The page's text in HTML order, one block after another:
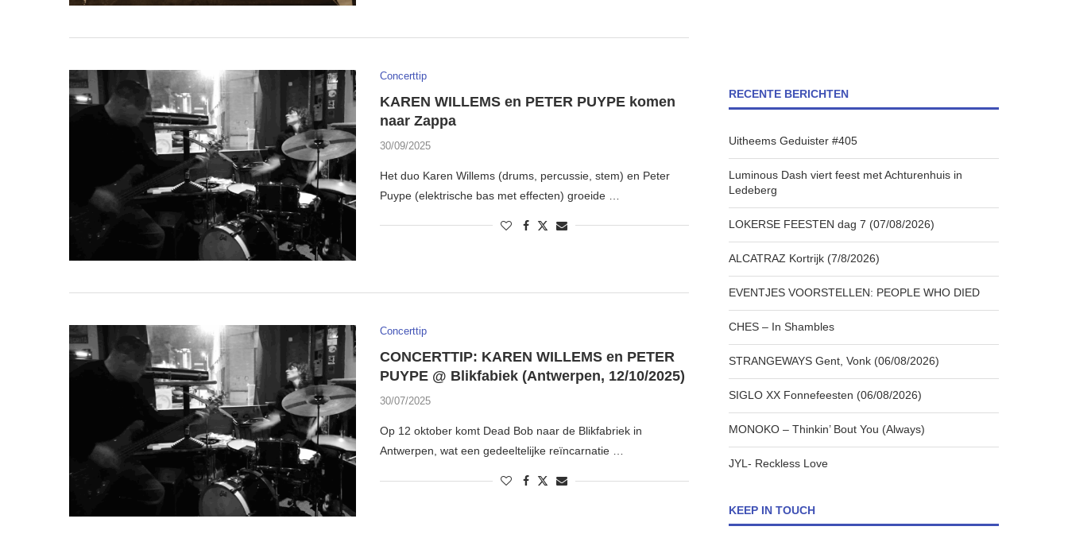
Concerttip
KAREN WILLEMS en PETER PUYPE komen
naar Zappa
30/09/2025
Het duo Karen Willems (drums, percussie, stem) en Peter
Puype (elektrische bas met effecten) groeide …
Concerttip
CONCERTTIP: KAREN WILLEMS en PETER
PUYPE @ Blikfabiek (Antwerpen, 12/10/2025)
30/07/2025
Op 12 oktober komt Dead Bob naar de Blikfabriek in
Antwerpen, wat een gedeeltelijke reïncarnatie …
RECENTE BERICHTEN
Uitheems Geduister #405
Luminous Dash viert feest met Achturenhuis in
Ledeberg
LOKERSE FEESTEN dag 7 (07/08/2026)
ALCATRAZ Kortrijk (7/8/2026)
EVENTJES VOORSTELLEN: PEOPLE WHO DIED
CHES – In Shambles
STRANGEWAYS Gent, Vonk (06/08/2026)
SIGLO XX Fonnefeesten (06/08/2026)
MONOKO – Thinkin’ Bout You (Always)
JYL- Reckless Love
KEEP IN TOUCH